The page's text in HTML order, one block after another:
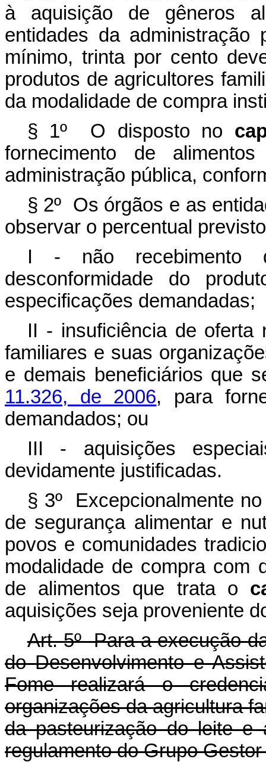
à aquisição de gêneros
entidades da
mínimo, trinta por cento
produtos de agricultores
da modalidade de compra
§ 1º O disposto no
fornecimento de
administração pública,
§ 2º Os órgãos e as
observar o percentual
I - não recebimento
desconformidade do
especificações demandadas;
II - insuficiência de oferta
familiares e suas
e demais beneficiários que
11.326, de 2006, para
demandados; ou
III - aquisições
devidamente justificadas.
§ 3º Excepcionalmente
de segurança alimentar e
povos e comunidades
modalidade de compra com
de alimentos que trata o
aquisições seja proveniente
Art. 5º Para a execução
do Desenvolvimento e
Fome realizará o
organizações da agricultura
da pasteurização do leite e
regulamento do Grupo